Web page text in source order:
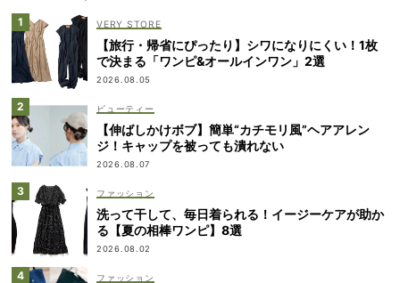
VERY STORE
【旅行・帰省にぴったり】シワになりにくい！1枚
で決まる「ワンピ&オールインワン」2選
2026.08.05
ビューティー
【伸ばしかけボブ】簡単“カチモリ風”ヘアアレン
ジ！キャップを被っても潰れない
2026.08.07
ファッション
洗って干して、毎日着られる！イージーケアが助か
る【夏の相棒ワンピ】8選
2026.08.02
ファッション